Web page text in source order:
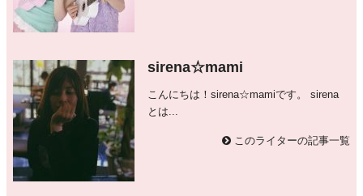
sirena☆mami
こんにちは！sirena☆mamiです。 sirena
とは...
このライターの記事一覧